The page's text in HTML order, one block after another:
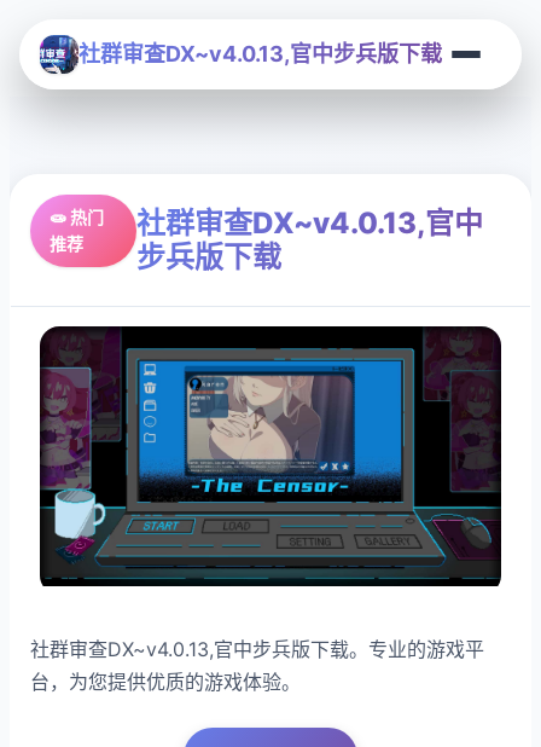
社群审查DX~v4.0.13,官中步兵版下载
🧫 热门
推荐
社群审查DX~v4.0.13,官中
步兵版下载
社群审查DX~v4.0.13,官中步兵版下载。专业的游戏平
台，为您提供优质的游戏体验。